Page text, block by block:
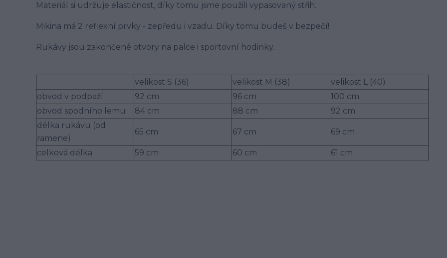
Materiál si udržuje elastičnost, díky tomu jsme použili vypasovaný střih.
Mikina má 2 reflexní prvky - zepředu i vzadu. Díky tomu budeš v bezpečí!
Rukávy jsou zakončené otvory na palce i sportovní hodinky.
velikost S (36) velikost M (38)
velikost L (40)
obvod v podpaží
92 cm 96 cm
100 cm
obvod spodního lemu
84 cm 88 cm
92 cm
délka rukávu (od
ramene)
65 cm 67 cm 69 cm
celková délka 59 cm 60 cm 61 cm